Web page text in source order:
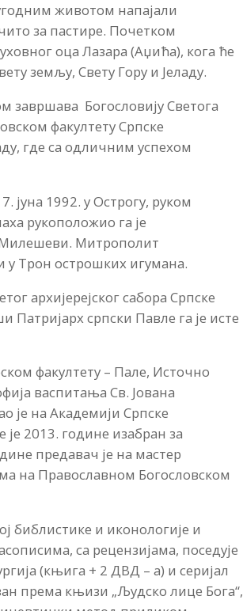
животом напајали
за пастире. Почетком
оца Лазара (Аџића), кога ће
земљу, Свету Гору и Јеладу.
завршава Богословију Светога
факултету Српске
где са одличним успехом
1992. у Острогу, руком
рукоположио га је
Милешеви. Митрополит
у Трон острошких игумана.
архијерејског сабора Српске
српски Павле га је исте
факултету – Пале, Источно
васпитања Св. Јована
је на Академији Српске
је 2013. године изабран за
предавач је на мастер
на Православном Богословском
библистике и иконологије и
са рецензијама, поседује
(књига + 2 ДВД – а) и серијал
према књизи „Људско лице Бога“,